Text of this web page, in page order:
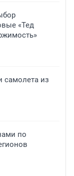
«Тед
самолета из
по